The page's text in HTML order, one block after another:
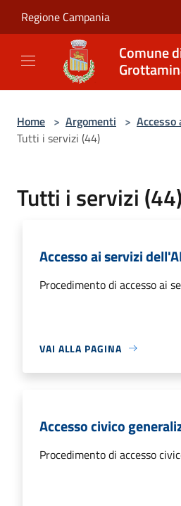
Regione Campania
Comune
Home > Argomenti >
Tutti i servizi (44)
Tutti i servizi (44)
Accesso ai servizi
Procedimento di accesso ai
VAI ALLA PAGINA
Accesso civico
Procedimento di accesso